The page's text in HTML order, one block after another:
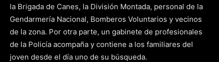
la Brigada de Canes, la División Montada, personal de la
Gendarmería Nacional, Bomberos Voluntarios y vecinos
de la zona. Por otra parte, un gabinete de profesionales
de la Policía acompaña y contiene a los familiares del
joven desde el día uno de su búsqueda.